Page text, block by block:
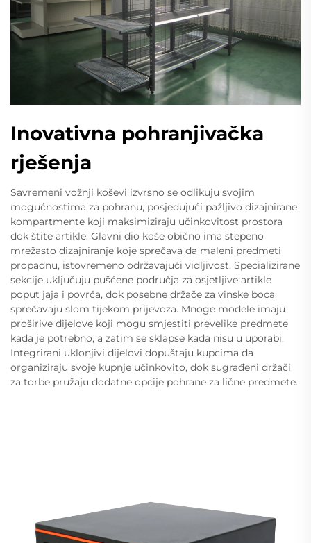
Inovativna pohranjivačka
rješenja
Savremeni vožnji koševi izvrsno se odlikuju svojim
mogućnostima za pohranu, posjedujući pažljivo dizajnirane
kompartmente koji maksimiziraju učinkovitost prostora
dok štite artikle. Glavni dio koše obično ima stepeno
mrežasto dizajniranje koje sprečava da maleni predmeti
propadnu, istovremeno održavajući vidljivost. Specializirane
sekcije uključuju pušćene područja za osjetljive artikle
poput jaja i povrća, dok posebne držače za vinske boca
sprečavaju slom tijekom prijevoza. Mnoge modele imaju
proširive dijelove koji mogu smjestiti prevelike predmete
kada je potrebno, a zatim se sklapse kada nisu u uporabi.
Integrirani uklonjivi dijelovi dopuštaju kupcima da
organiziraju svoje kupnje učinkovito, dok sugrađeni držači
za torbe pružaju dodatne opcije pohrane za lične predmete.